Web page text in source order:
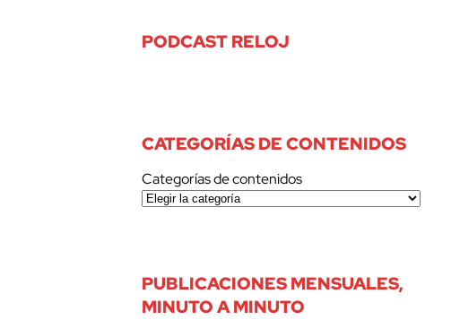
PODCAST RELOJ
CATEGORÍAS DE CONTENIDOS
Categorías de contenidos
PUBLICACIONES MENSUALES,
MINUTO A MINUTO